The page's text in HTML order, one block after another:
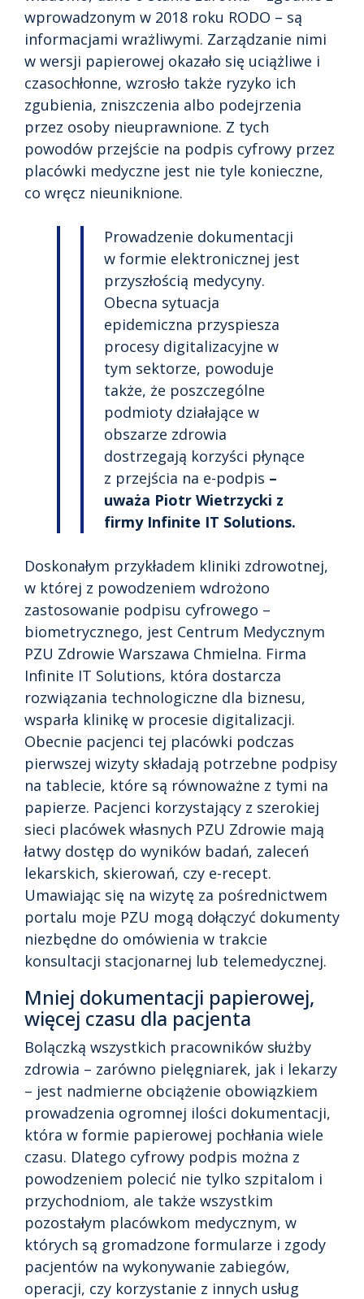
wprowadzonym w 2018 roku RODO – są
informacjami wrażliwymi. Zarządzanie nimi
w wersji papierowej okazało się uciążliwe i
czasochłonne, wzrosło także ryzyko ich
zgubienia, zniszczenia albo podejrzenia
przez osoby nieuprawnione. Z tych
powodów przejście na podpis cyfrowy przez
placówki medyczne jest nie tyle konieczne,
co wręcz nieuniknione.
Prowadzenie dokumentacji
w formie elektronicznej jest
przyszłością medycyny.
Obecna sytuacja
epidemiczna przyspiesza
procesy digitalizacyjne w
tym sektorze, powoduje
także, że poszczególne
podmioty działające w
obszarze zdrowia
dostrzegają korzyści płynące
z przejścia na e-podpis –
uważa Piotr Wietrzycki z
firmy Infinite IT Solutions.
Doskonałym przykładem kliniki zdrowotnej,
w której z powodzeniem wdrożono
zastosowanie podpisu cyfrowego –
biometrycznego, jest Centrum Medycznym
PZU Zdrowie Warszawa Chmielna. Firma
Infinite IT Solutions, która dostarcza
rozwiązania technologiczne dla biznesu,
wsparła klinikę w procesie digitalizacji.
Obecnie pacjenci tej placówki podczas
pierwszej wizyty składają potrzebne podpisy
na tablecie, które są równoważne z tymi na
papierze. Pacjenci korzystający z szerokiej
sieci placówek własnych PZU Zdrowie mają
łatwy dostęp do wyników badań, zaleceń
lekarskich, skierowań, czy e-recept.
Umawiając się na wizytę za pośrednictwem
portalu moje PZU mogą dołączyć dokumenty
niezbędne do omówienia w trakcie
konsultacji stacjonarnej lub telemedycznej.
Mniej dokumentacji papierowej,
więcej czasu dla pacjenta
Bolączką wszystkich pracowników służby
zdrowia – zarówno pielęgniarek, jak i lekarzy
– jest nadmierne obciążenie obowiązkiem
prowadzenia ogromnej ilości dokumentacji,
która w formie papierowej pochłania wiele
czasu. Dlatego cyfrowy podpis można z
powodzeniem polecić nie tylko szpitalom i
przychodniom, ale także wszystkim
pozostałym placówkom medycznym, w
których są gromadzone formularze i zgody
pacjentów na wykonywanie zabiegów,
operacji, czy korzystanie z innych usług